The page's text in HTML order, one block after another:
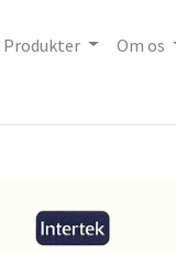
Produkter Om os